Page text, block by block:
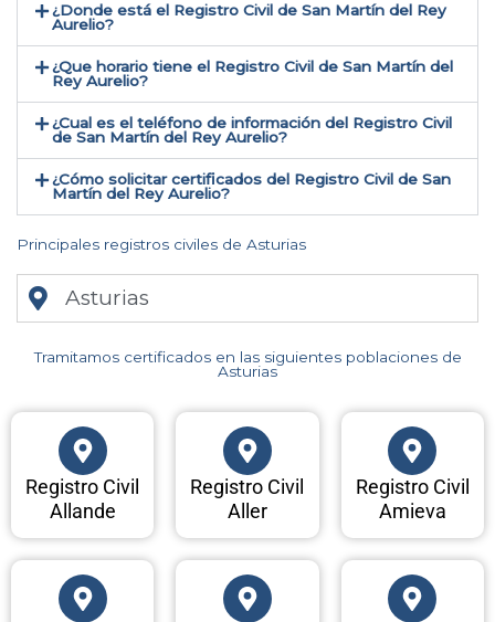
¿Donde está el Registro Civil de San Martín del Rey
Aurelio​?
¿Que horario tiene el Registro Civil de San Martín del
Rey Aurelio?
¿Cual es el teléfono de información del Registro Civil
de San Martín del Rey Aurelio​?
¿Cómo solicitar certificados del Registro Civil de San
Martín del Rey Aurelio​?
Principales registros civiles de Asturias
Asturias
Tramitamos certificados en las siguientes poblaciones de
Asturias
Registro Civil
Allande
Registro Civil
Aller
Registro Civil
Amieva